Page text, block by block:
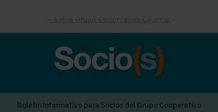
main
Boletín Informativo para Socios del Grupo Cooperativo